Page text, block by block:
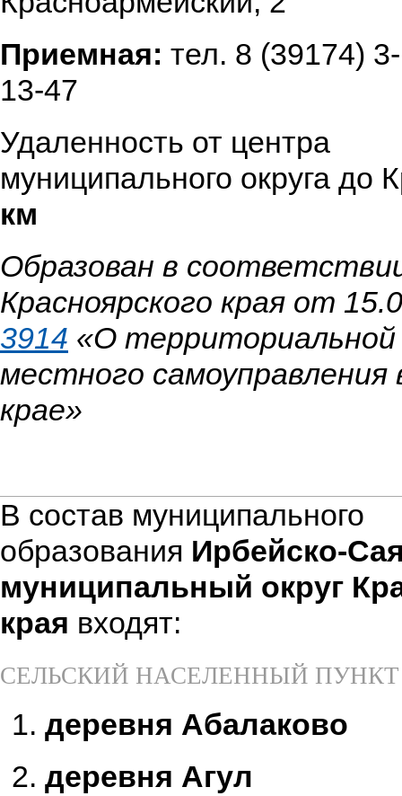
Приемная: тел. 8 (39174)
13-47
Удаленность от центра
муниципального округа до
км
Образован в
Красноярского края от
3914 «О территориальной
местного самоуправления
крае»
В состав муниципального
образования Ирбейско-
муниципальный округ
края входят:
СЕЛЬСКИЙ НАСЕЛЕННЫЙ ПУНКТ
деревня Абалаково
деревня Агул